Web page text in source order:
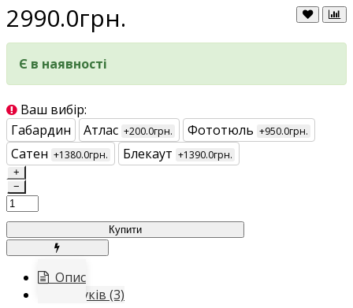
2990.0грн.
Є в наявності
Ваш вибір:
Габардин
Атлас +200.0грн. Фототюль +950.0грн.
Сатен +1380.0грн. Блекаут +1390.0грн.
+
−
Купити
Опис
Відгуків (3)